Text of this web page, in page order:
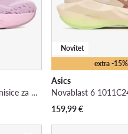
Novablast 6 Gs 1014A396 · Tenisice za trčanje
extra -
Novitet
Asics
159,99€